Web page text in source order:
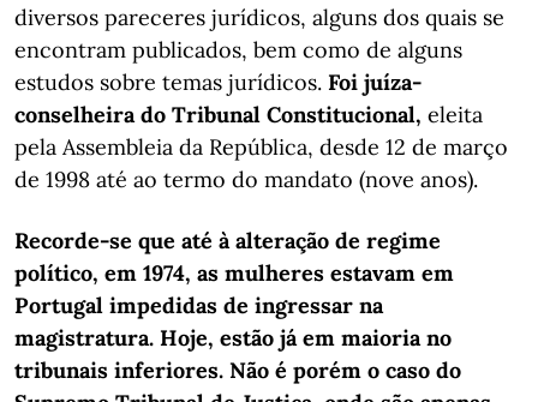
diversos pareceres jurídicos, alguns dos quais se
encontram publicados, bem como de alguns
estudos sobre temas jurídicos. Foi juíza-
conselheira do Tribunal Constitucional, eleita
pela Assembleia da República, desde 12 de março
de 1998 até ao termo do mandato (nove anos).
Recorde-se que até à alteração de regime
político, em 1974, as mulheres estavam em
Portugal impedidas de ingressar na
magistratura. Hoje, estão já em maioria no
tribunais inferiores. Não é porém o caso do